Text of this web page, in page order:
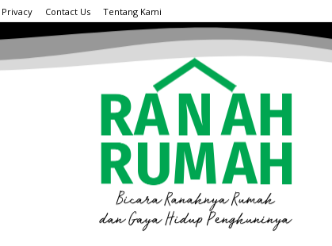
Privacy Contact Us Tentang Kami